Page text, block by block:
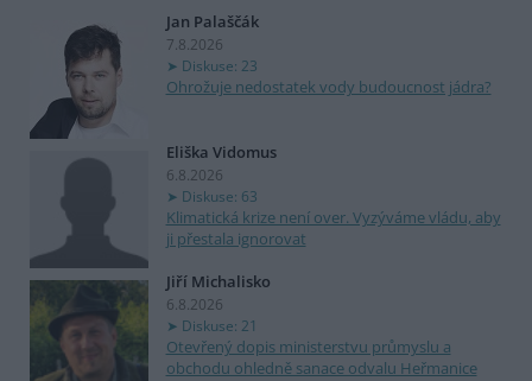
Jan Palaščák
7.8.2026
Diskuse: 23
Ohrožuje nedostatek vody budoucnost jádra?
Eliška Vidomus
6.8.2026
Diskuse: 63
Klimatická krize není over. Vyzýváme vládu, aby
ji přestala ignorovat
Jiří Michalisko
6.8.2026
Diskuse: 21
Otevřený dopis ministerstvu průmyslu a
obchodu ohledně sanace odvalu Heřmanice